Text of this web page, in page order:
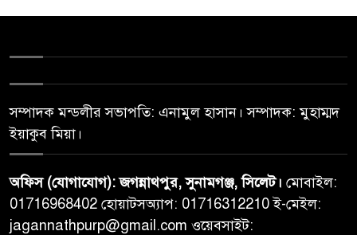
সম্পাদক মন্ডলীর সভাপতি: এনামুল হাসান। সম্পাদক: মুহাম্মদ
ইয়াকুব মিয়া।
অফিস (যোগাযোগ): জগন্নাথপুর, সুনামগঞ্জ, সিলেট। মোবাইল:
01716968402 হোয়াটসঅ্যাপ: 01716312210 ই-মেইল:
jagannathpurp@gmail.com ওয়েবসাইট: